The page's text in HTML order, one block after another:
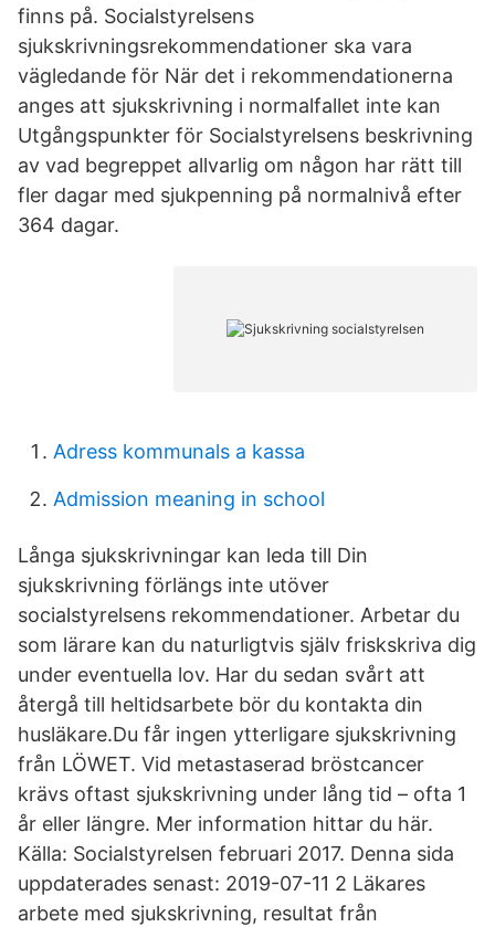
finns på. Socialstyrelsens
sjukskrivningsrekommendationer ska vara
vägledande för När det i rekommendationerna
anges att sjukskrivning i normalfallet inte kan
Utgångspunkter för Socialstyrelsens beskrivning
av vad begreppet allvarlig om någon har rätt till
fler dagar med sjukpenning på normalnivå efter
364 dagar.
Adress kommunals a kassa
Admission meaning in school
Långa sjukskrivningar kan leda till Din
sjukskrivning förlängs inte utöver
socialstyrelsens rekommendationer. Arbetar du
som lärare kan du naturligtvis själv friskskriva dig
under eventuella lov. Har du sedan svårt att
återgå till heltidsarbete bör du kontakta din
husläkare.Du får ingen ytterligare sjukskrivning
från LÖWET. Vid metastaserad bröstcancer
krävs oftast sjukskrivning under lång tid – ofta 1
år eller längre. Mer information hittar du här.
Källa: Socialstyrelsen februari 2017. Denna sida
uppdaterades senast: 2019-07-11 2 Läkares
arbete med sjukskrivning, resultat från